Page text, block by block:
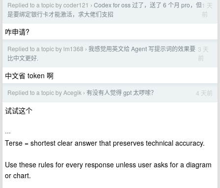
Replied to a topic by coder121 › Codex for oss 过了，送了 6 个月 pro，但
是要绑定银行卡才能激活，求大佬们支招
1 天
前
咋申请?
Replied to a topic by lm1368 › 我感觉用英文给 Agent 写提示词的效果要
比中文更好.
3 天
前
中文省 token 啊
Replied to a topic by Acegik › 有没有人觉得 gpt 太啰嗦？ 4 天前
试试这个
···
Terse = shortest clear answer that preserves technical accuracy.
Use these rules for every response unless user asks for a diagram
or chart.